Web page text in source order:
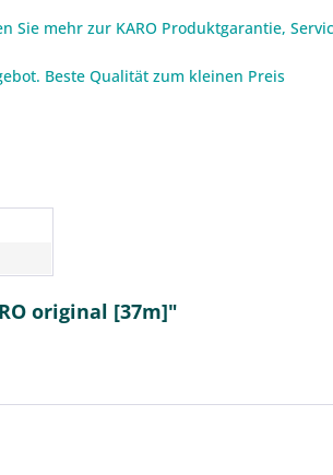
mehr zur KARO Produktgarantie,
Beste Qualität zum kleinen Preis
original [37m]"